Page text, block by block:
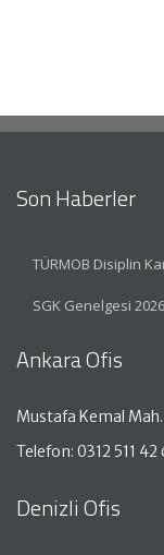
Son Haberler
TÜRMOB Disiplin
SGK Genelgesi
Ankara Ofis
Mustafa Kemal
Telefon: 0312 511 42
Denizli Ofis